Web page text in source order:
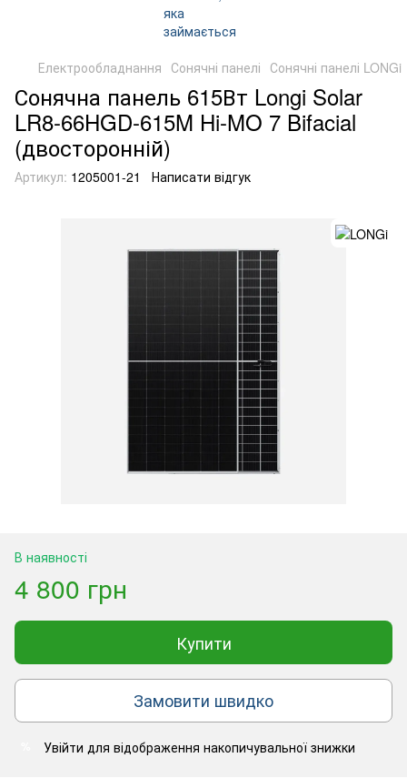
Електрообладнання Сонячні панелі Сонячні панелі LONGi
Сонячна панель 615Вт Longi Solar
LR8-66HGD-615M Hi-MO 7 Bifacial
(двосторонній)
Артикул: 1205001-21 Написати відгук
В наявності
4 800 грн
Купити
Замовити швидко
Увійти для відображення накопичувальної знижки